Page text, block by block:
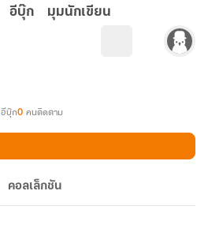
อีบุ๊ก มุมนักเขียน
อีบุ๊ก0 คนติดตาม
คอลเล็กชัน